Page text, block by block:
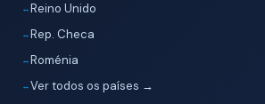
Reino Unido
Rep. Checa
Roménia
Ver todos os países →